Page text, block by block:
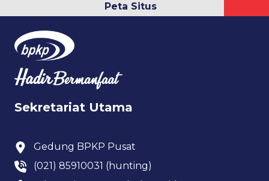
Peta Situs
Sekretariat Utama
Gedung BPKP Pusat
(021) 85910031 (hunting)